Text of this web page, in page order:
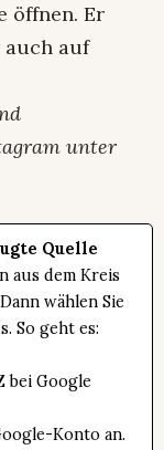
öffnen. Er
auch auf
unter
Quelle
aus dem Kreis
wählen Sie
So geht es:
bei Google
Konto an.